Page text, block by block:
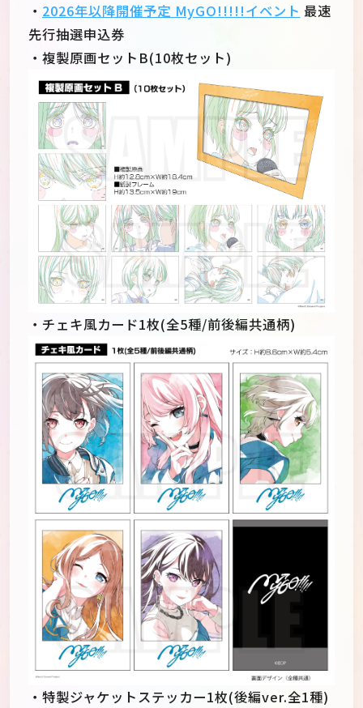
・ 2026年以降開催予定 MyGO!!!!!イベント 最速
先行抽選申込券
・複製原画セットB(10枚セット)
・チェキ風カード1枚(全5種/前後編共通柄)
・特製ジャケットステッカー1枚(後編ver.全1種)